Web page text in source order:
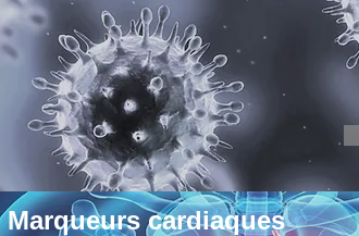
Marqueurs cardiaques